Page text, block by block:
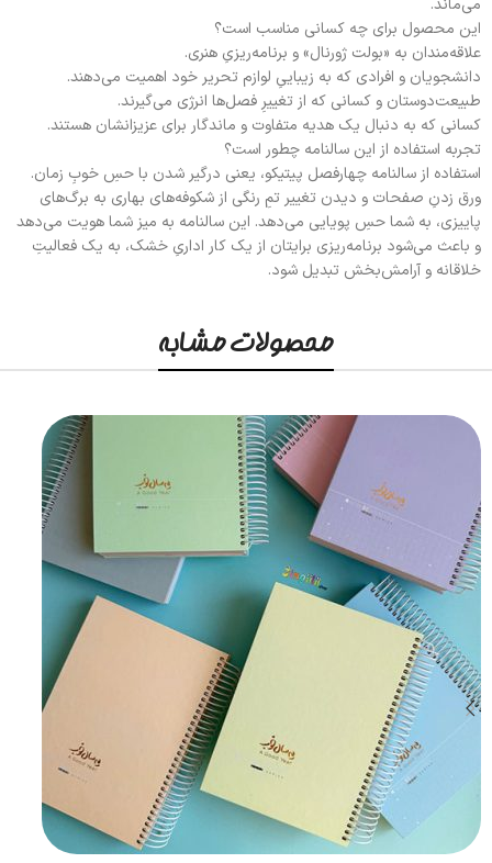
این محصول برای چه کسانی مناسب است؟
علاقه‌مندان به «بولت ژورنال» و برنامه‌ریزیِ هنری.
دانشجویان و افرادی که به زیباییِ لوازم تحریر خود اهمیت می‌دهند.
طبیعت‌دوستان و کسانی که از تغییرِ فصل‌ها انرژی می‌گیرند.
کسانی که به دنبال یک هدیه متفاوت و ماندگار برای عزیزانشان هستند.
تجربه استفاده از این سالنامه چطور است؟
استفاده از سالنامه چهارفصل پیتیکو، یعنی درگیر شدن با حسِ خوبِ زمان.
ورق زدنِ صفحات و دیدن تغییر تمِ رنگی از شکوفه‌های بهاری به برگ‌های
پاییزی، به شما حسِ پویایی می‌دهد. این سالنامه به میز شما هویت می‌دهد
و باعث می‌شود برنامه‌ریزی برایتان از یک کار اداریِ خشک، به یک فعالیتِ
خلاقانه و آرامش‌بخش تبدیل شود.
محصولات مشابه